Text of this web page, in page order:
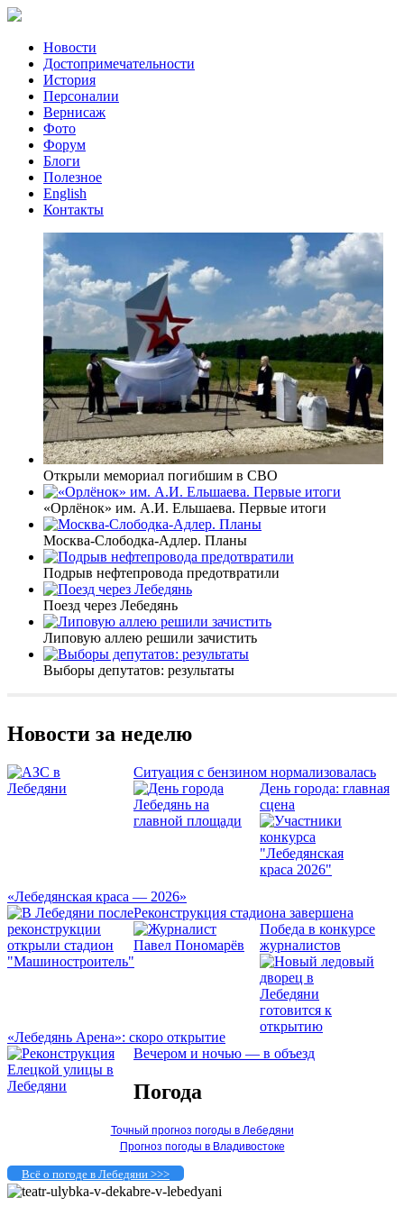
Новости
Достопримечательности
История
Персоналии
Вернисаж
Фото
Форум
Блоги
Полезное
English
Контакты
Открыли мемориал погибшим в СВО
«Орлёнок» им. А.И. Ельшаева. Первые итоги
Москва-Слободка-Адлер. Планы
Подрыв нефтепровода предотвратили
Поезд через Лебедянь
Липовую аллею решили зачистить
Выборы депутатов: результаты
Новости за неделю
Ситуация с бензином нормализовалась
День города: главная
сцена
«Лебедянская краса — 2026»
Реконструкция стадиона завершена
Победа в конкурсе
журналистов
«Лебедянь Арена»: скоро открытие
Вечером и ночью — в объезд
Погода
Точный прогноз погоды в Лебедяни
Прогноз погоды в Владивостоке
Всё о погоде в Лебедяни >>>